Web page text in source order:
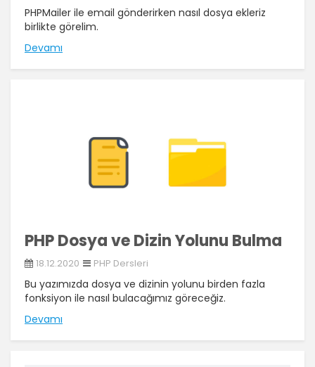
PHPMailer ile email gönderirken nasıl dosya ekleriz
birlikte görelim.
Devamı
PHP Dosya ve Dizin Yolunu Bulma
18.12.2020 PHP Dersleri
Bu yazımızda dosya ve dizinin yolunu birden fazla
fonksiyon ile nasıl bulacağımız göreceğiz.
Devamı